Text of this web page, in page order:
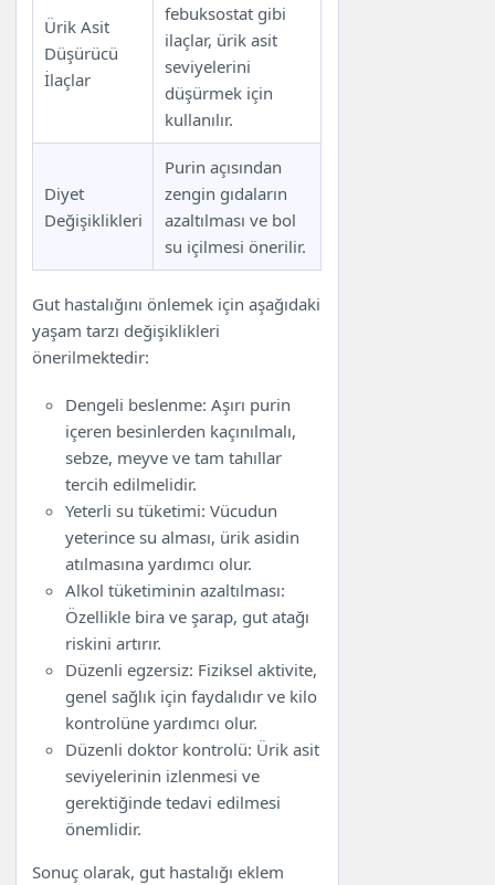
Ürik Asit
Düşürücü
İlaçlar
febuksostat gibi
ilaçlar, ürik asit
seviyelerini
düşürmek için
kullanılır.
Diyet
Değişiklikleri
Purin açısından
zengin gıdaların
azaltılması ve bol
su içilmesi önerilir.
Gut hastalığını önlemek için aşağıdaki
yaşam tarzı değişiklikleri
önerilmektedir:
Dengeli beslenme: Aşırı purin
içeren besinlerden kaçınılmalı,
sebze, meyve ve tam tahıllar
tercih edilmelidir.
Yeterli su tüketimi: Vücudun
yeterince su alması, ürik asidin
atılmasına yardımcı olur.
Alkol tüketiminin azaltılması:
Özellikle bira ve şarap, gut atağı
riskini artırır.
Düzenli egzersiz: Fiziksel aktivite,
genel sağlık için faydalıdır ve kilo
kontrolüne yardımcı olur.
Düzenli doktor kontrolü: Ürik asit
seviyelerinin izlenmesi ve
gerektiğinde tedavi edilmesi
önemlidir.
Sonuç olarak, gut hastalığı eklem